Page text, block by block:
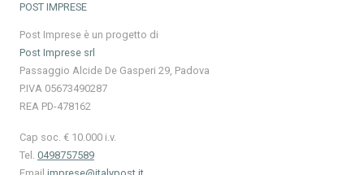
POST IMPRESE
Post Imprese è un progetto di
Post Imprese srl
Passaggio Alcide De Gasperi 29, Padova
P.IVA 05673490287
REA PD-478162
Cap soc. € 10.000 i.v.
Tel. 0498757589